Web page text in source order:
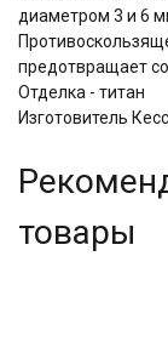
диаметром 3 и 6
предотвращает
Отделка - титан
Изготовитель
товары